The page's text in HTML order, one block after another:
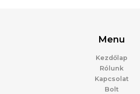
Menu
Kezdőlap
Rólunk
Kapcsolat
Bolt